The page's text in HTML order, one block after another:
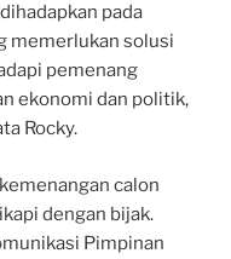
pada
memerlukan solusi
pemenang
ekonomi dan politik,
Rocky.
calon
dengan bijak.
Pimpinan